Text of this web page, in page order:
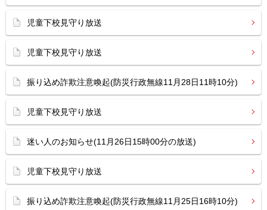
児童下校見守り放送
児童下校見守り放送
振り込め詐欺注意喚起(防災行政無線11月28日11時10分)
児童下校見守り放送
迷い人のお知らせ(11月26日15時00分の放送)
児童下校見守り放送
振り込め詐欺注意喚起(防災行政無線11月25日16時10分)